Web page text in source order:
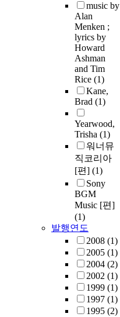
music by
Alan
Menken ;
lyrics by
Howard
Ashman
and Tim
Rice (1)
Kane,
Brad (1)
Yearwood,
Trisha (1)
워너뮤
직코리아
[편] (1)
Sony
BGM
Music [편]
(1)
발행연도
2008 (1)
2005 (1)
2004 (2)
2002 (1)
1999 (1)
1997 (1)
1995 (2)